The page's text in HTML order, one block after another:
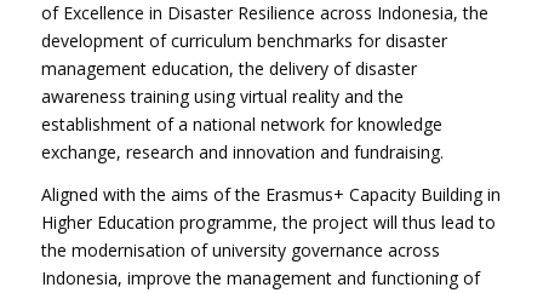
of Excellence in Disaster Resilience across Indonesia, the
development of curriculum benchmarks for disaster
management education, the delivery of disaster
awareness training using virtual reality and the
establishment of a national network for knowledge
exchange, research and innovation and fundraising.
Aligned with the aims of the Erasmus+ Capacity Building in
Higher Education programme, the project will thus lead to
the modernisation of university governance across
Indonesia, improve the management and functioning of